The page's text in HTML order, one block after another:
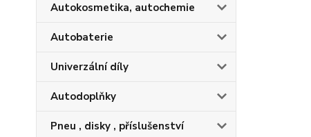
Autokosmetika, autochemie
Autobaterie
Univerzální díly
Autodoplňky
Pneu , disky , příslušenství